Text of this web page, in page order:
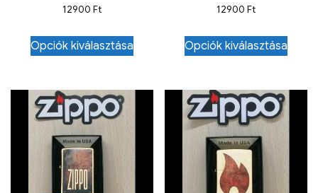
12900 Ft
Opciók kiválasztása
12900Ft
Opciók kiválasztása